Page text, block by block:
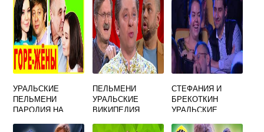
УРАЛЬСКИЕ
ПЕЛЬМЕНИ
ПАРОДИЯ НА
ПЕЛЬМЕНИ
УРАЛЬСКИЕ
ВИКИПЕДИЯ
СТЕФАНИЯ И
БРЕКОТКИН
УРАЛЬСКИЕ